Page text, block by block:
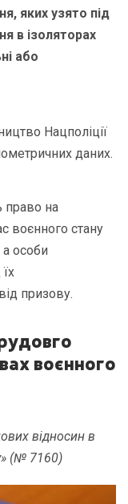
яких узято під
в ізоляторах
або
Нацполіції
даних.
право на
воєнного стану
а особи
призову.
воєнного
відносин в
(№ 7160)